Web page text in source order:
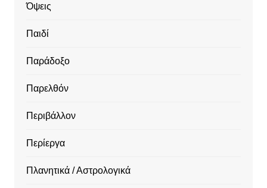
Όψεις
Παιδί
Παράδοξο
Παρελθόν
Περιβάλλον
Περίεργα
Πλανητικά / Αστρολογικά